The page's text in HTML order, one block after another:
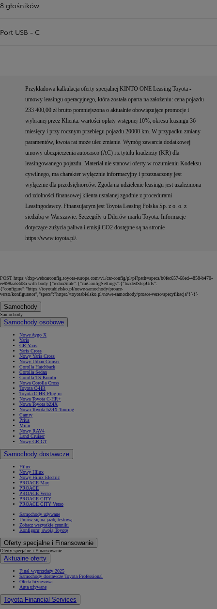
8 głośników
Port USB - C
Przykładowa kalkulacja oferty specjalnej KINTO ONE Leasing Toyota -
umowy leasingu operacyjnego, która została oparta na założeniu: cena pojazdu
233 400,00 zł brutto pomniejszona o aktualnie obowiązujące promocje i
wybranej przez Klienta: wartości opłaty wstępnej 10%, okresu leasingu 36
miesięcy i przy rocznym przebiegu pojazdu 20000 km. W przypadku zmiany
paramentów, kwota rat może ulec zmianie. Wymóg zawarcia dodatkowej
umowy ubezpieczenia autocasco (AC) i z tytułu kradzieży (KR) dla
leasingowanego pojazdu. Materiał nie stanowi oferty w rozumieniu Kodeksu
cywilnego, ma charakter wyłącznie informacyjny i przeznaczony jest
wyłącznie dla przedsiębiorców. Zgoda na udzielenie leasingu jest uzależniona
od zdolności finansowej klienta ustalanej zgodnie z procedurami
Leasingodawcy. Finansującym jest Toyota Leasing Polska Sp. z o. o. z
siedzibą w Warszawie. Szczegóły u Dilerów marki Toyota. Informacje
dotyczące zużycia paliwa i emisji CO2 dostępne są na stronie
https://www.toyota.pl/.
POST https://dxp-webcarconfig.toyota-europe.com/v1/car-config/pl/pl?path=specs/b0fec657-68ed-4858-b470-
ee998aa53d8a with body {"reduxState":{"carConfigSettings":{"loadedStepUrls":
{"configure":"https://toyotabielsko.pl/nowe-samochody/proace-
verso/konfigurator","specs":"https://toyotabielsko.pl/nowe-samochody/proace-verso/specyfikacja"}}}}
Samochody
Samochody
Samochody osobowe
Nowe Aygo X
Yaris
GR Yaris
Yaris Cross
Nowy Yaris Cross
Nowy Urban Cruiser
Corolla Hatchback
Corolla Sedan
Corolla TS Kombi
Nowa Corolla Cross
Toyota C-HR
Toyota C-HR Plug-in
Nowa Toyota C-HR+
Nowa Toyota bZ4X
Nowa Toyota bZ4X Touring
Camry
Prius
Mirai
Nowy RAV4
Land Cruiser
Nowy GR GT
Samochody dostawcze
Hilux
Nowy Hilux
Nowy Hilux Electric
PROACE Max
PROACE
PROACE Verso
PROACE CITY
PROACE CITY Verso
Samochody używane
Umów się na jazdę testową
Zobacz wszystkie cenniki
Konfiguruj swoją Toyotę
Oferty specjalne i Finansowanie
Oferty specjalne i Finansowanie
Aktualne oferty
Finał wyprzedaży 2025
Samochody dostawcze Toyota Professional
Oferta biznesowa
Auta używane
Toyota Financial Services